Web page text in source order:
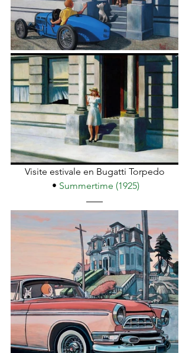
Visite estivale en Bugatti Torpedo
• Summertime (1925)